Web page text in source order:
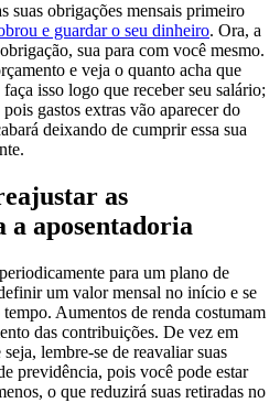
suas obrigações mensais primeiro
e guardar o seu dinheiro. Ora, a
sua para com você mesmo.
e veja o quanto acha que
isso logo que receber seu salário;
gastos extras vão aparecer do
deixando de cumprir essa sua
as
a aposentadoria
para um plano de
um valor mensal no início e se
Aumentos de renda costumam
das contribuições. De vez em
lembre-se de reavaliar suas
previdência, pois você pode estar
o que reduzirá suas retiradas no